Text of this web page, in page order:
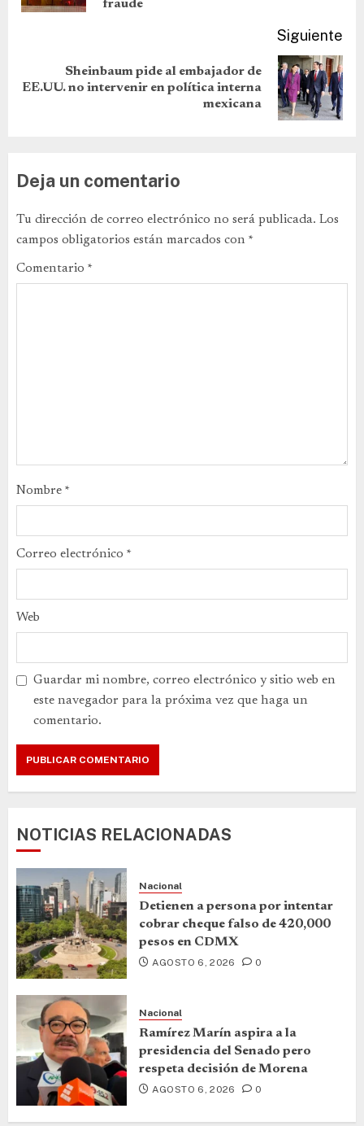
fraude
Siguiente
Sheinbaum pide al embajador de
EE.UU. no intervenir en política interna
mexicana
Deja un comentario
Tu dirección de correo electrónico no será publicada. Los
campos obligatorios están marcados con *
Comentario *
Nombre *
Correo electrónico *
Web
Guardar mi nombre, correo electrónico y sitio web en
este navegador para la próxima vez que haga un
comentario.
NOTICIAS RELACIONADAS
Nacional
Detienen a persona por intentar
cobrar cheque falso de 420,000
pesos en CDMX
AGOSTO 6, 2026 0
Nacional
Ramírez Marín aspira a la
presidencia del Senado pero
respeta decisión de Morena
AGOSTO 6, 2026 0